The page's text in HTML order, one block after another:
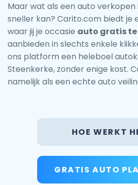
Maar wat als een auto verkopen
sneller kan? Carito.com biedt je
waar jij je occasie auto gratis
aanbieden in slechts enkele
ons platform een heleboel
Steenkerke, zonder enige kost.
namelijk als een echte auto
HOE WERKT
GRATIS AUTO